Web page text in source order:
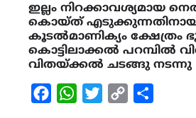
ഇല്ലം നിറക്കാവശ്യമായ
കൊയ്ത്
കൂടൽമാണിക്യം ക്ഷേത്രം
കൊട്ടിലാക്കൽ പറമ്പിൽ
വിതയ്ക്കൽ ചടങ്ങു നടന്നു
FacebookWhatsAppTwitterCopy